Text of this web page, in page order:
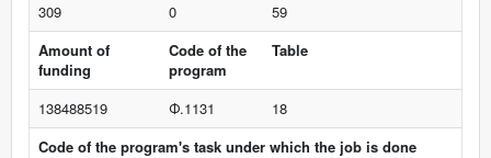
309 0
59
Amount of
funding
Code of the
program
Table
138488519 Ф.1131
18
Code of the program's task under which the job is done